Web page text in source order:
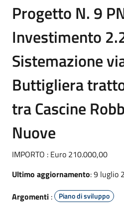
Progetto N. 9
Investimento
Sistemazione
Buttigliera
tra Cascine
Nuove
IMPORTO : Euro 210.000,00
Ultimo aggiornamento: 9 luglio
Argomenti : Piano di sviluppo